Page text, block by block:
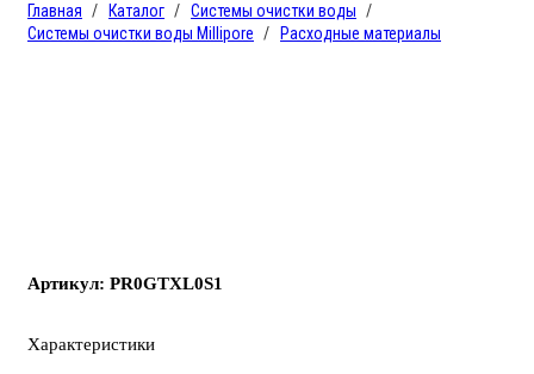
Главная Каталог
Системы очистки воды
Системы очистки воды Millipore
Расходные материалы
Артикул: PR0GTXL0S1
Характеристики